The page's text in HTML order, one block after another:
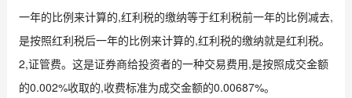
一年的比例来计算的,红利税的缴纳等于红利税前一年的比例减去,
是按照红利税后一年的比例来计算的,红利税的缴纳就是红利税。
2,证管费。这是证券商给投资者的一种交易费用,是按照成交金额
的0.002%收取的,收费标准为成交金额的0.00687%。